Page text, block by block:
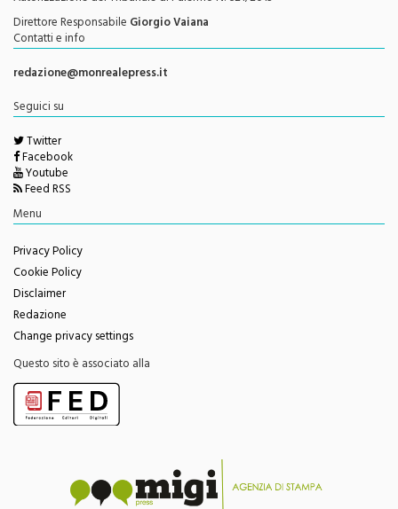
Direttore Responsabile Giorgio Vaiana
Contatti e info
redazione@monrealepress.it
Seguici su
Twitter
Facebook
Youtube
Feed RSS
Menu
Privacy Policy
Cookie Policy
Disclaimer
Redazione
Change privacy settings
Questo sito è associato alla